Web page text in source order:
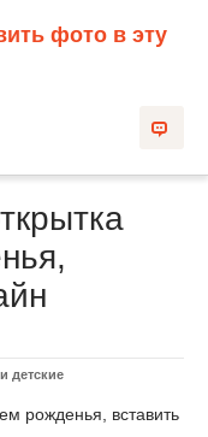
фото в эту
детские
рожденья, вставить